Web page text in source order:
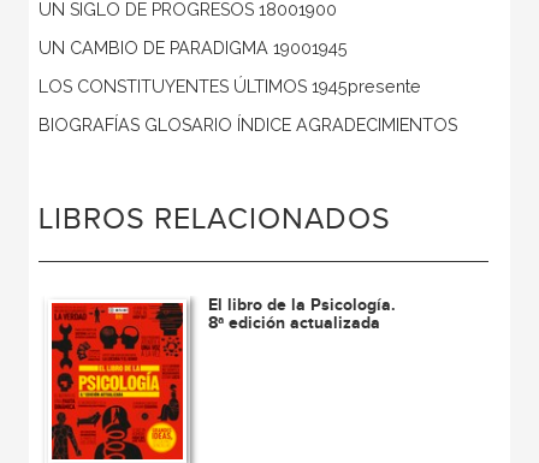
UN SIGLO DE PROGRESOS 18001900
UN CAMBIO DE PARADIGMA 19001945
LOS CONSTITUYENTES ÚLTIMOS 1945presente
BIOGRAFÍAS GLOSARIO ÍNDICE AGRADECIMIENTOS
LIBROS RELACIONADOS
El libro de la Psicología.
8ª edición actualizada